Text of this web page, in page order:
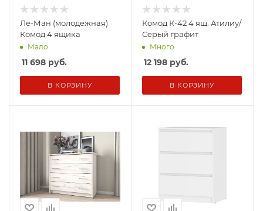
Ле-Ман (молодежная)
Комод 4 ящика
Мало
11 698 руб.
В КОРЗИНУ
Комод К-42 4 ящ. Атилиу/
Серый графит
Много
12 198 руб.
В КОРЗИНУ